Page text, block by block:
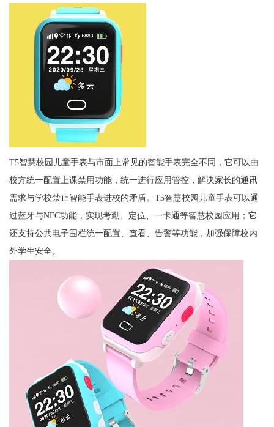
T5智慧校园儿童手表与市面上常见的智能手表完全不同，它可以由
校方统一配置上课禁用功能，统一进行应用管控，解决家长的通讯
需求与学校禁止智能手表进校的矛盾。T5智慧校园儿童手表可以通
过蓝牙与NFC功能，实现考勤、定位、一卡通等智慧校园应用；它
还支持公共电子围栏统一配置、查看、告警等功能，加强保障校内
外学生安全。